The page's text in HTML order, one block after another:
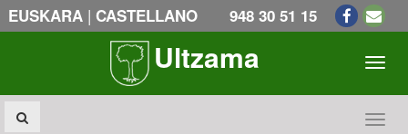
EUSKARA | CASTELLANO 948 30 51 15
Ultzama